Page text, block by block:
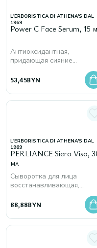
L'ERBORISTICA DI ATHENA'S DAL
1969
Power C Face Serum, 15
Антиоксидантная,
придающая сияние
витамином С и феруловой
кислотой
53,45BYN
L'ERBORISTICA DI ATHENA'S DAL
1969
PERLIANCE Siero Viso,
мл
Сыворотка для лица
восстанавливающая,
ниацинамидом и
88,88BYN